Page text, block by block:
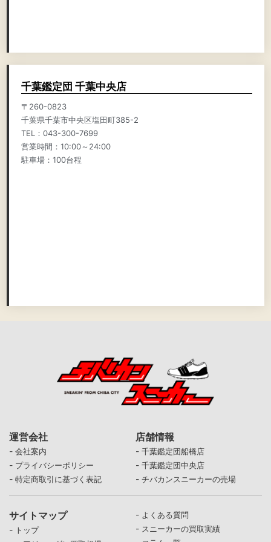
千葉鑑定団 千葉中央店
〒260-0823
千葉県千葉市中央区塩田町385-2
TEL：043-300-7699
営業時間：10:00～24:00
駐車場：100台程
運営会社
- 会社案内
- プライバシーポリシー
- 特定商取引に基づく表記
店舗情報
- 千葉鑑定団船橋店
- 千葉鑑定団中央店
- チバカンスニーカーの売場
サイトマップ
- トップ
- よくある質問
- スニーカーの買取実績